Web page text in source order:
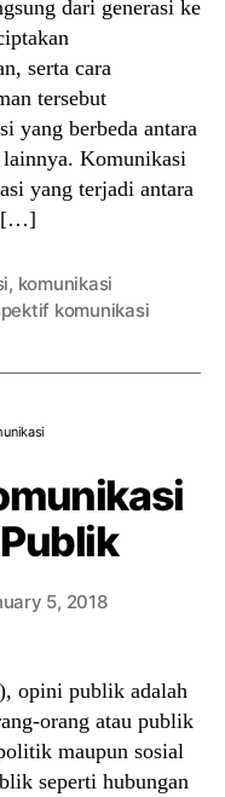
dari generasi ke
serta cara
tersebut
yang berbeda antara
lainnya. Komunikasi
yang terjadi antara
[…]
, komunikasi
komunikasi
5, 2018
opini publik adalah
orang atau publik
maupun sosial
seperti hubungan